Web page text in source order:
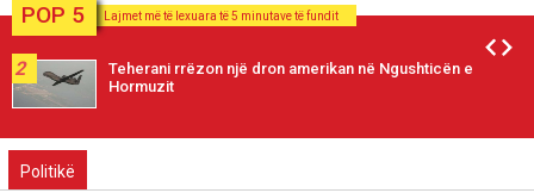
POP 5 Lajmet më të lexuara të 5 minutave të fundit
2
Teherani rrëzon një dron amerikan në Ngushticën e
Hormuzit
Politikë